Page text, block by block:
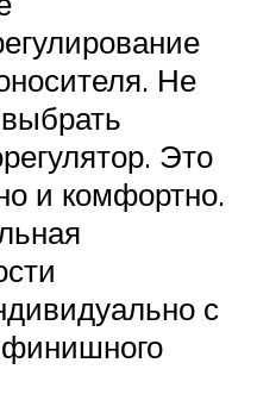
Не
Это
и комфортно.
с